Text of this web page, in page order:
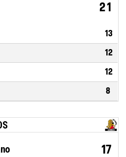
21
13
12
12
8
17